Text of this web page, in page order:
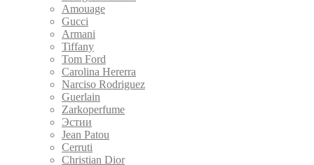
Amouage
Gucci
Armani
Tiffany
Tom Ford
Carolina Hererra
Narciso Rodriguez
Guerlain
Zarkoperfume
Эстии
Jean Patou
Cerruti
Christian Dior